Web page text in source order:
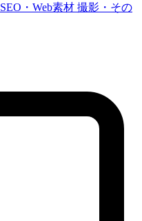
SEO・Web素材 撮影・その